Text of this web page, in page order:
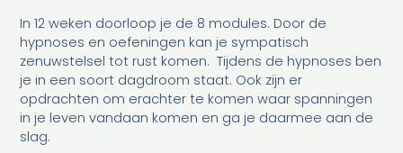
In 12 weken doorloop je de 8 modules. Door de
hypnoses en oefeningen kan je sympatisch
zenuwstelsel tot rust komen. Tijdens de hypnoses ben
je in een soort dagdroom staat. Ook zijn er
opdrachten om erachter te komen waar spanningen
in je leven vandaan komen en ga je daarmee aan de
slag.